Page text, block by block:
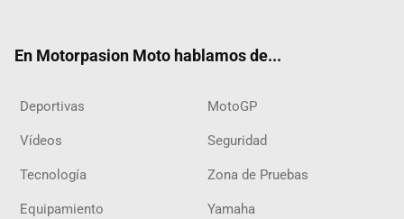
En Motorpasion Moto hablamos de...
Deportivas MotoGP
Vídeos Seguridad
Tecnología Zona de Pruebas
Equipamiento Yamaha